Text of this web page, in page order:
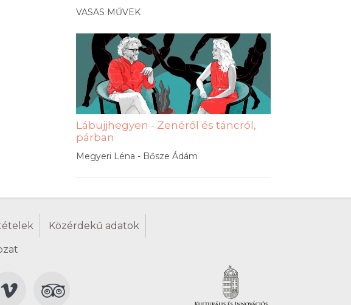
VASAS MŰVEK
Lábujjhegyen - Zenéről és táncról,
párban
Megyeri Léna - Bősze Ádám
Közérdekű adatok